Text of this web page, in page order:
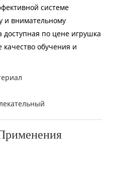
системе
и внимательному
по цене игрушка
качество обучения и